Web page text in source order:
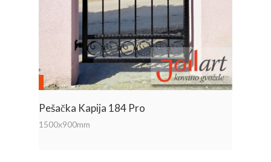
Pešačka Kapija 184 Pro
1500x900mm